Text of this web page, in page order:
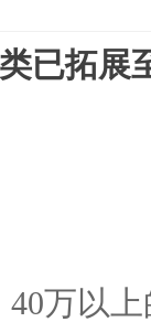
已拓展
万以